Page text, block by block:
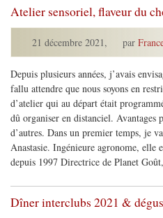
Atelier sensoriel, flaveur du
21 décembre 2021, par
Depuis plusieurs années, j’avais
fallu attendre que nous soyons en
d’atelier qui au départ était
dû organiser en distanciel.
d’autres. Dans un premier temps, je
Anastasie. Ingénieure agronome, elle
depuis 1997 Directrice de Planet
Dîner interclubs 2021 &